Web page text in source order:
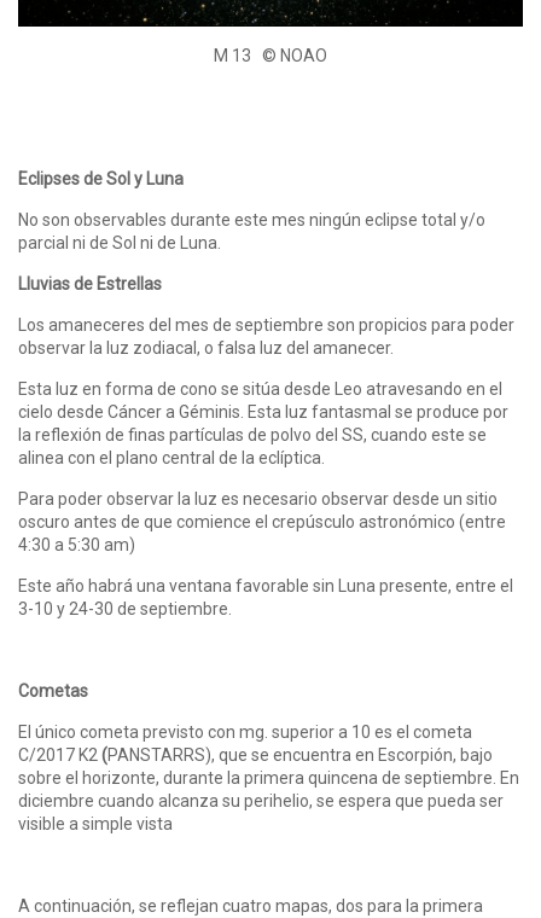
M 13 © NOAO
Eclipses de Sol y Luna
No son observables durante este mes ningún eclipse total y/o
parcial ni de Sol ni de Luna.
Lluvias de Estrellas
Los amaneceres del mes de septiembre son propicios para poder
observar la luz zodiacal, o falsa luz del amanecer.
Esta luz en forma de cono se sitúa desde Leo atravesando en el
cielo desde Cáncer a Géminis. Esta luz fantasmal se produce por
la reflexión de finas partículas de polvo del SS, cuando este se
alinea con el plano central de la eclíptica.
Para poder observar la luz es necesario observar desde un sitio
oscuro antes de que comience el crepúsculo astronómico (entre
4:30 a 5:30 am)
Este año habrá una ventana favorable sin Luna presente, entre el
3-10 y 24-30 de septiembre.
Cometas
El único cometa previsto con mg. superior a 10 es el cometa
C/2017 K2 (PANSTARRS), que se encuentra en Escorpión, bajo
sobre el horizonte, durante la primera quincena de septiembre. En
diciembre cuando alcanza su perihelio, se espera que pueda ser
visible a simple vista
A continuación, se reflejan cuatro mapas, dos para la primera